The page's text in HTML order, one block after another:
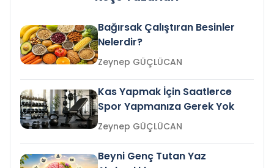
Bağırsak Çalıştıran Besinler
Nelerdir?
Zeynep GÜÇLÜCAN
Kas Yapmak İçin Saatlerce
Spor Yapmanıza Gerek Yok
Zeynep GÜÇLÜCAN
Beyni Genç Tutan Yaz